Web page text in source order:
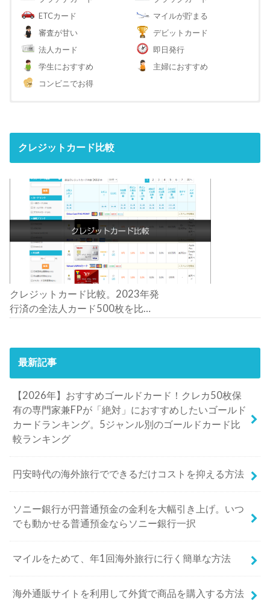
ETCカード
マイルが貯まる
審査が甘い
デビットカード
法人カード
即日発行
学生におすすめ
主婦におすすめ
コンビニでお得
クレジットカード比較
クレジットカード比較。2023年発
行済の全法人カード500枚を比
最新記事
【2026年】おすすめゴールドカード！クレカ50枚保
有の専門家兼FPが「絶対」におすすめしたいゴールド
カードランキング。5ジャンル別のゴールドカード比
較ランキング
円安時代の海外旅行でできるだけコストを抑える方法
ソニー銀行が円普通預金の金利を大幅引き上げ。いつ
でも動かせる普通預金ならソニー銀行一択
マイルをためて、年1回海外旅行に行く簡単な方法
海外通販サイトを利用して外貨で商品を購入する方法